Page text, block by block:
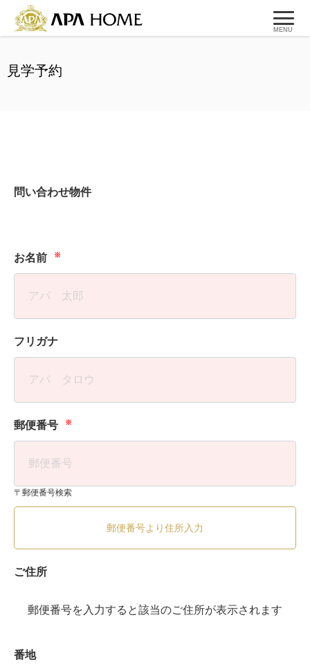
MENU
見学予約
問い合わせ物件
お名前 ※
フリガナ
郵便番号 ※
〒郵便番号検索
郵便番号より住所入力
ご住所
郵便番号を入力すると該当のご住所が表示されます
番地